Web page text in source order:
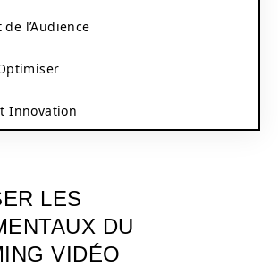
l’Audience
Innovation
LES
DU
VIDÉO